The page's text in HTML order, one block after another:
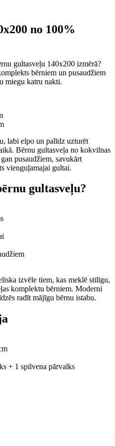
no 100%
gultasveļu 140x200 izmērā?
bērniem un pusaudžiem
miegu katru nakti.
labi elpo un palīdz uzturēt
Bērnu gultasveļa no kokvilnas
pusaudžiem, savukārt
vienguļamajai gultai.
gultasveļu?
izvēle tiem, kas meklē stilīgu,
komplektu bērniem. Moderni
radīt mājīgu bērnu istabu.
+ 1 spilvena pārvalks